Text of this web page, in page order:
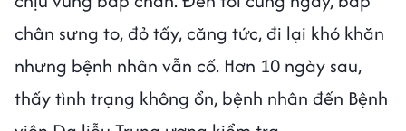
chân sưng to, đỏ tấy, căng tức, đi lại khó khăn
nhưng bệnh nhân vẫn cố. Hơn 10 ngày sau,
thấy tình trạng không ổn, bệnh nhân đến Bệnh